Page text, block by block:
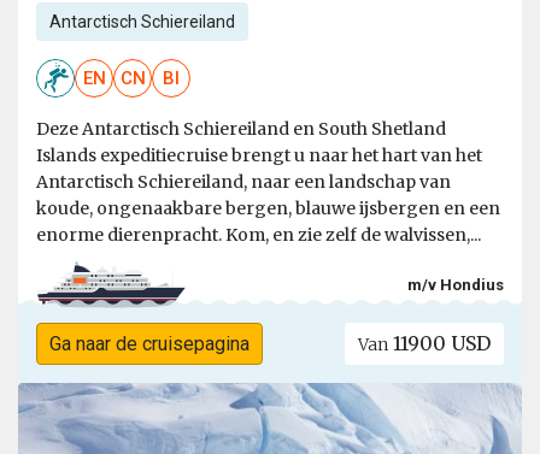
Antarctisch Schiereiland
EN CN BI
Deze Antarctisch Schiereiland en South Shetland
Islands expeditiecruise brengt u naar het hart van het
Antarctisch Schiereiland, naar een landschap van
koude, ongenaakbare bergen, blauwe ijsbergen en een
enorme dierenpracht. Kom, en zie zelf de walvissen,...
m/v Hondius
Ga naar de cruisepagina Van 11900 USD